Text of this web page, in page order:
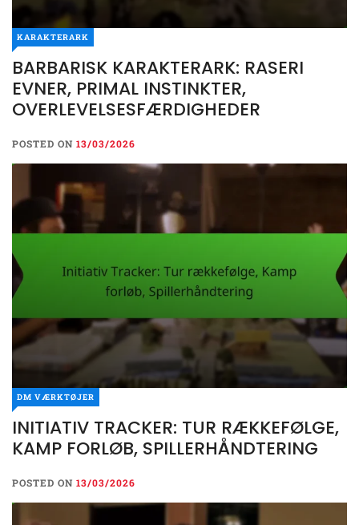
KARAKTERARK
BARBARISK KARAKTERARK: RASERI
EVNER, PRIMAL INSTINKTER,
OVERLEVELSESFÆRDIGHEDER
POSTED ON 13/03/2026
DM VÆRKTØJER
INITIATIV TRACKER: TUR RÆKKEFØLGE,
KAMP FORLØB, SPILLERHÅNDTERING
POSTED ON 13/03/2026